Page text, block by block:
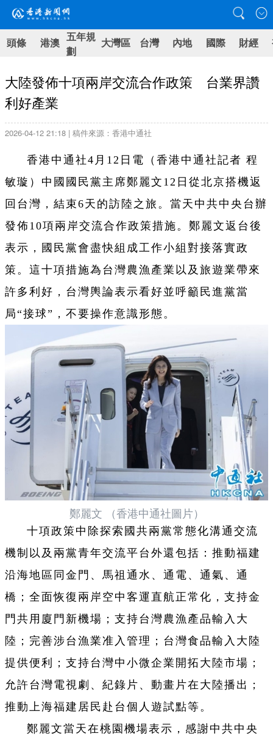
頭條 港澳 五年規
劃
大灣區 台灣 內地 國際 財經
大陸發佈十項兩岸交流合作政策 台業界讚
利好產業
2026-04-12 21:18 | 稿件來源：香港中通社
香港中通社4月12日電（ 香港中通社記者 程
敏璇 ） 中國國民黨主席鄭麗文12日從北京搭機返
回台灣，結束6天的訪陸之旅。當天中共中央台辦
發佈10項兩岸交流合作政策措施。鄭麗文返台後
表示，國民黨會盡快組成工作小組對接落實政
策。這十項措施為台灣農漁產業以及旅遊業帶來
許多利好，台灣輿論表示看好並呼籲民進黨當
局“接球”，不要操作意識形態。
鄭麗文 （香港中通社圖片）
十項政策中除探索國共兩黨常態化溝通交流
機制以及兩黨青年交流平台外還包括：推動福建
沿海地區同金門、馬祖通水、通電、通氣、通
橋；全面恢復兩岸空中客運直航正常化，支持金
門共用廈門新機場；支持台灣農漁產品輸入大
陸；完善涉台漁業准入管理；台灣食品輸入大陸
提供便利；支持台灣中小微企業開拓大陸市場；
允許台灣電視劇、紀錄片、動畫片在大陸播出；
推動上海福建居民赴台個人遊試點等。
鄭麗文當天在桃園機場表示，感謝中共中央